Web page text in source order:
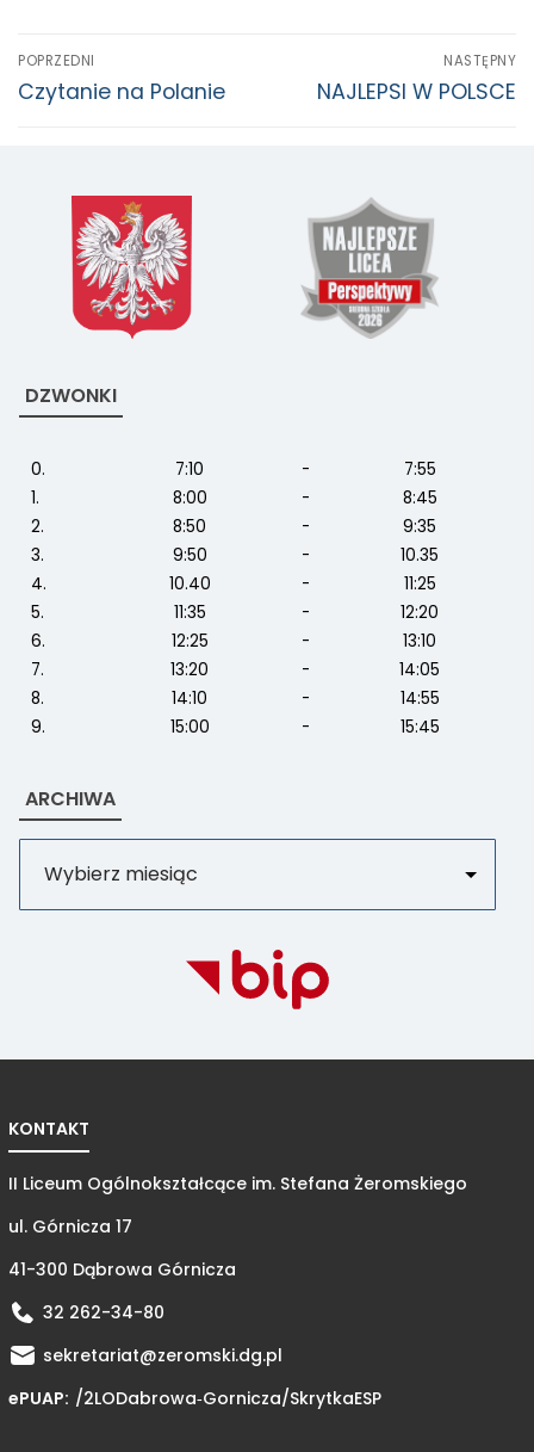
POPRZEDNI
Czytanie na Polanie
NASTĘPNY
NAJLEPSI W POLSCE
DZWONKI
0. 7:10 -
7:55
1.
8:00 -
8:45
2.
8:50 -
9:35
3.
9:50 -
10.35
4.
10.40 -
11:25
5.
11:35 -
12:20
6.
12:25 -
13:10
7.
13:20 -
14:05
8.
14:10 -
14:55
9.
15:00 - 15:45
ARCHIWA
KONTAKT
II Liceum Ogólnokształcące im. Stefana Żeromskiego
ul. Górnicza 17
41-300 Dąbrowa Górnicza
32 262-34-80
sekretariat@zeromski.dg.pl
ePUAP: /2LODabrowa‑Gornicza/SkrytkaESP